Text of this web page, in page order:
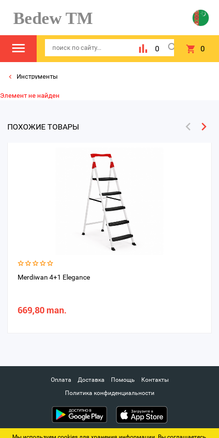
Bedew TM
0 0
Инструменты
Элемент не найден
ПОХОЖИЕ ТОВАРЫ
Merdiwan 4+1 Elegance
669,80 man.
Оплата Доставка Помощь
Контакты
Политика конфиденциальности